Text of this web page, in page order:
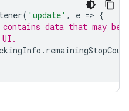
( 'update' , e => {
data that may be
.